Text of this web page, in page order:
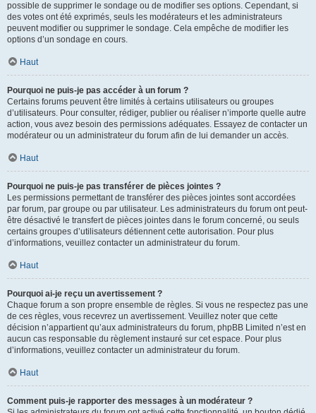
possible de supprimer le sondage ou de modifier ses options. Cependant, si
des votes ont été exprimés, seuls les modérateurs et les administrateurs
peuvent modifier ou supprimer le sondage. Cela empêche de modifier les
options d’un sondage en cours.
Haut
Pourquoi ne puis-je pas accéder à un forum ?
Certains forums peuvent être limités à certains utilisateurs ou groupes
d’utilisateurs. Pour consulter, rédiger, publier ou réaliser n’importe quelle autre
action, vous avez besoin des permissions adéquates. Essayez de contacter un
modérateur ou un administrateur du forum afin de lui demander un accès.
Haut
Pourquoi ne puis-je pas transférer de pièces jointes ?
Les permissions permettant de transférer des pièces jointes sont accordées
par forum, par groupe ou par utilisateur. Les administrateurs du forum ont peut-
être désactivé le transfert de pièces jointes dans le forum concerné, ou seuls
certains groupes d’utilisateurs détiennent cette autorisation. Pour plus
d’informations, veuillez contacter un administrateur du forum.
Haut
Pourquoi ai-je reçu un avertissement ?
Chaque forum a son propre ensemble de règles. Si vous ne respectez pas une
de ces règles, vous recevrez un avertissement. Veuillez noter que cette
décision n’appartient qu’aux administrateurs du forum, phpBB Limited n’est en
aucun cas responsable du règlement instauré sur cet espace. Pour plus
d’informations, veuillez contacter un administrateur du forum.
Haut
Comment puis-je rapporter des messages à un modérateur ?